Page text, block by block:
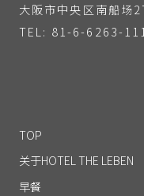
大阪市中央区南船场
TEL: 81-6-6263-
TOP
关于HOTEL THE LEBEN
早餐